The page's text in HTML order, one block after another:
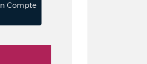
Compte